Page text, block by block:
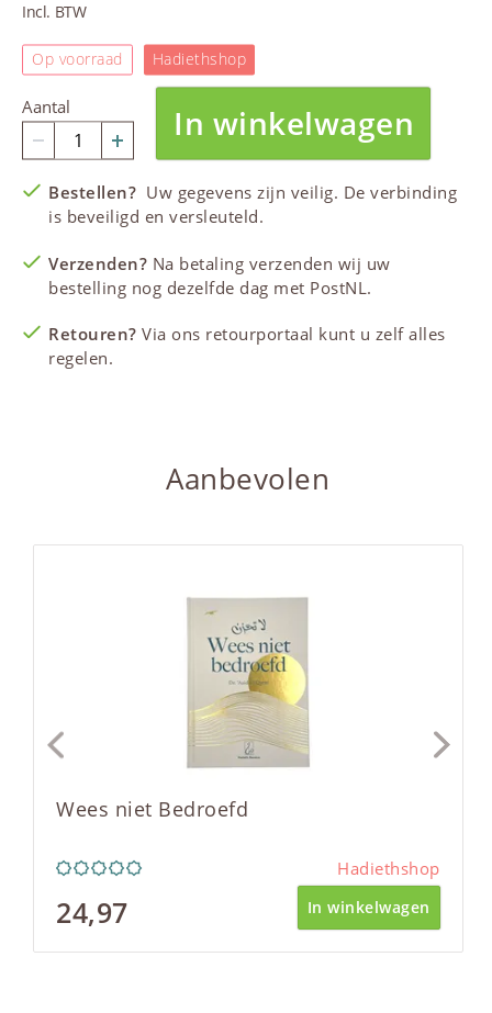
Incl. BTW
Op voorraad Hadiethshop
Aantal In winkelwagen
Bestellen? Uw gegevens zijn veilig. De verbinding
is beveiligd en versleuteld.
Verzenden? Na betaling verzenden wij uw
bestelling nog dezelfde dag met PostNL.
Retouren? Via ons retourportaal kunt u zelf alles
regelen.
Aanbevolen
Wees niet Bedroefd
Hadiethshop
24,97 In winkelwagen